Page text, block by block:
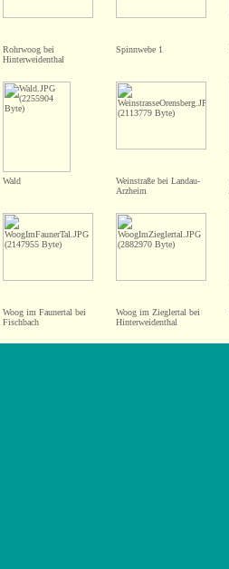
Rohrwoog bei
Hinterweidenthal
Spinnwebe 1
Wald
Weinstraße bei Landau-
Arzheim
Woog im Faunertal bei
Fischbach
Woog im Zieglertal bei
Hinterweidenthal